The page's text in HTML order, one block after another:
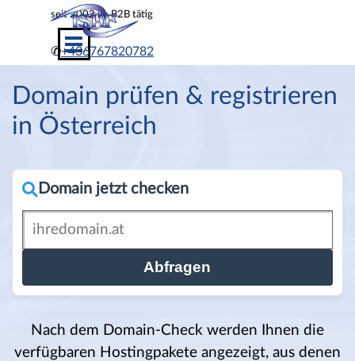
Direkt zum Seiteninhalt
✆+436767820782
seit 2002 im B2B tätig
Menü überspringen
Domain prüfen & registrieren
in Österreich
Domain jetzt checken
Abfragen
Nach dem Domain-Check werden Ihnen die
verfügbaren Hostingpakete angezeigt, aus denen